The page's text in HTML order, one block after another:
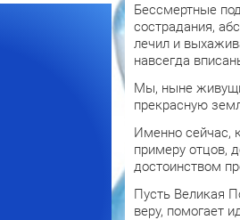
Бессмертные
сострадания,
лечил и
навсегда
Мы, ныне
прекрасную
Именно сейчас,
примеру отцов,
достоинством
Пусть Великая
веру, помогает